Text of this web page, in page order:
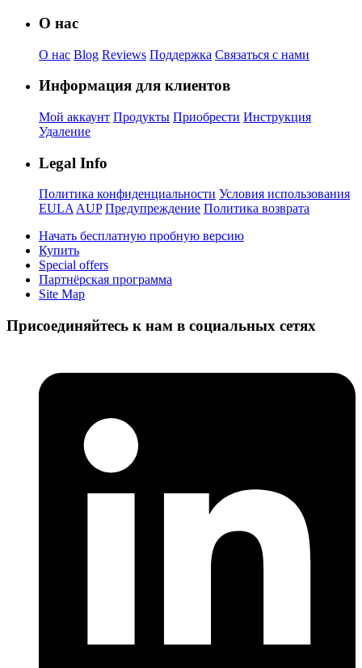
О нас
О нас Blog Reviews Поддержка Связаться с нами
Информация для клиентов
Мой аккаунт Продукты Приобрести Инструкция
Удаление
Legal Info
Политика конфиденциальности Условия использования
EULAAUP Предупреждение Политика возврата
Начать бесплатную пробную версию
Купить
Special offers
Партнёрская программа
Site Map
Присоединяйтесь к нам в социальных сетях